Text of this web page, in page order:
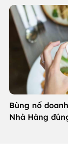
Bùng nổ
Nhà Hàng